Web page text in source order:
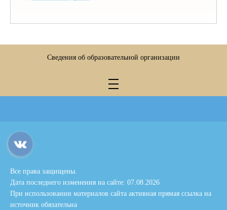
Сведения об образовательной организации
Все права защищены.
Дата последнего изменения на сайте: 07.08.2026
При использовании материалов сайта активная прямая ссылка на
источник обязательна